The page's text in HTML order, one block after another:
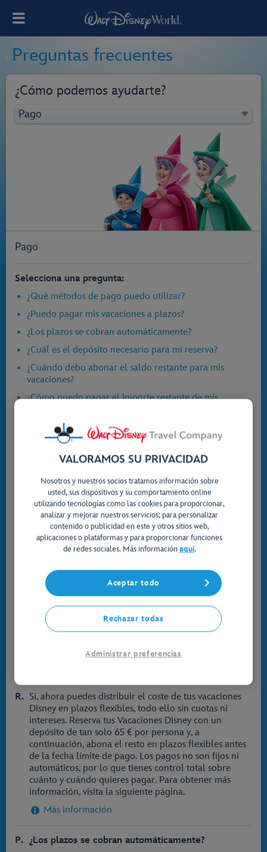
Preguntas frecuentes
¿Cómo podemos ayudarte?
Pago
Selecciona una pregunta:
¿Qué métodos de pago puedo utilizar?
¿Puedo pagar mis vacaciones a plazos?
¿Los plazos se cobran automáticamente?
¿Cuál es el depósito necesario para mi reserva?
¿Cuándo debo abonar el saldo restante para mis
vacaciones?
¿Cómo puedo pagar el importe restante de mis
¿Qué sucede si no pago el saldo restante antes de la
fecha de vencimiento?
¿Es seguro realizar mi pago online?
¿Qué pasa si tengo una consulta sobre el coste de mi
reserva, necesito una factura de confirmación o deseo
añadir otro artículo?
¿Cuándo recibiré mis documentos de viaje?
¿Qué métodos de pago puedo utilizar?
débito, incluidas Visa, Mastercard y American Express,
así como métodos de pago alternativos como PayPal.
En Francia, también se puede pagar con Carte Bleue o
Cartes Bancaires.
transferencia bancaria con iDEAL o Wero.
Sí, ahora puedes distribuir el coste de tus vacaciones
Disney en plazos flexibles, todo ello sin cuotas ni
intereses. Reserva tus Vacaciones Disney con un
depósito de tan solo 65 € por persona y, a
continuación, abona el resto en plazos flexibles antes
de la fecha límite de pago. Los pagos no son fijos ni
automáticos, por lo que tienes control total sobre
cuánto y cuándo quieres pagar. Para obtener más
información, visita la siguiente página.
Más información
¿Los plazos se cobran automáticamente?
VALORAMOS SU PRIVACIDAD
Nosotros y nuestros socios tratamos información sobre
usted, sus dispositivos y su comportamiento online
utilizando tecnologías como las cookies para proporcionar,
analizar y mejorar nuestros servicios; para personalizar
contenido o publicidad en este y otros sitios web,
aplicaciones o plataformas y para proporcionar funciones
de redes sociales. Más información aquí.
Administrar preferencias
Rechazar todas
Aceptar todo